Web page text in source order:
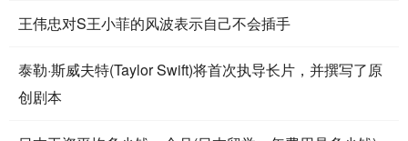
王伟忠对S王小菲的风波表示自己不会插手
泰勒·斯威夫特(Taylor Swift)将首次执导长片，并撰写了原
创剧本